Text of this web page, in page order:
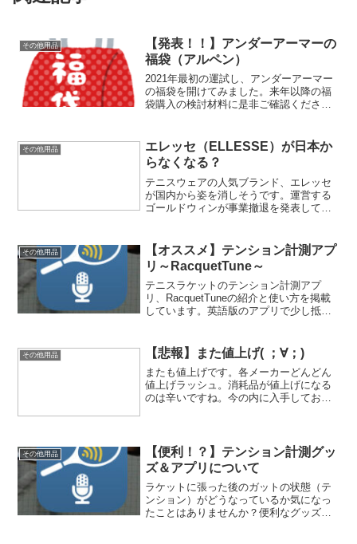
その他用品
【発表！！】アンダーアーマーの
福袋（アルペン）
2021年最初の運試し、アンダーアーマー
の福袋を開けてみました。来年以降の福
袋購入の検討材料に是非ご確認くださ
その他用品
エレッセ（ELLESSE）が日本か
らなくなる？
テニスウェアの人気ブランド、エレッセ
が国内から姿を消しそうです。運営する
ゴールドウィンが事業撤退を発表してお
その他用品
【オススメ】テンション計測アプ
リ～RacquetTune～
テニスラケットのテンション計測アプ
リ、RacquetTuneの紹介と使い方を掲載
しています。英語版のアプリで少し抵抗
一度試してみてはどうでしょうか。
その他用品 【悲報】また値上げ( ；∀；)
またも値上げです。各メーカーどんどん
値上げラッシュ。消耗品が値上げになる
のは辛いですね。今の内に入手しておく
その他用品
【便利！？】テンション計測グッ
ズ＆アプリについて
ラケットに張った後のガットの状態（テ
ンション）がどうなっているか気になっ
たことはありませんか？便利なグッズや